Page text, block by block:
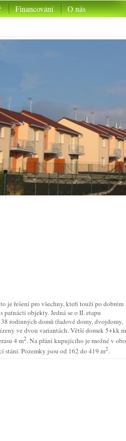
Financování O nás
je řešení pro všechny, kteří touží po dobrém
objekty. Jedná se o II. etapu
rodinných domů (řadové domy, dvojdomy,
ve dvou variantách. Větší domek 5+kk
4 m2. Na přání kupujícího je možné v
stání. Pozemky jsou od 162 do 419 m2.